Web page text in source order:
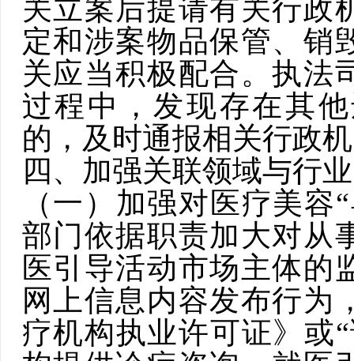
关立案后提请有关行政
定和涉案物品保管、销
关应当积极配合。执法
过程中，发现存在其
的，及时通报相关行政
四、加强关联领域与
（一）加强对医疗美容
部门依据职责加大对从
医引导活动市场主体的
网上信息内容发布行为
疗机构执业许可证》或“